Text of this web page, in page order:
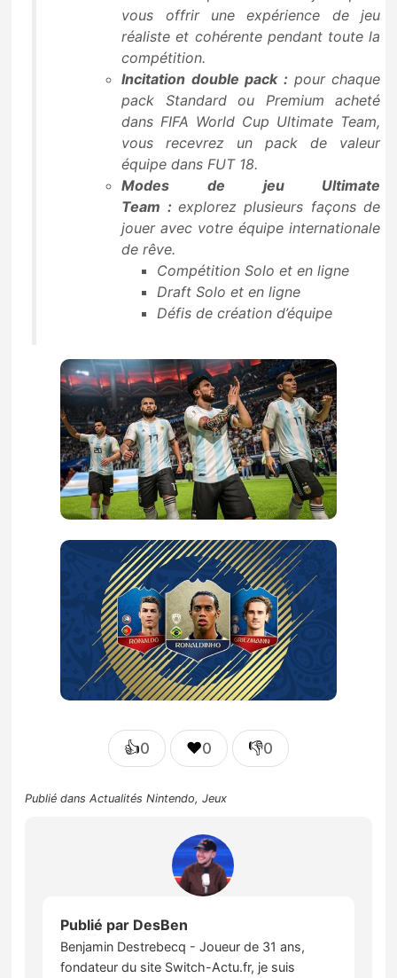
vous offrir une expérience de jeu
réaliste et cohérente pendant toute la
compétition.
Incitation double pack : pour chaque
pack Standard ou Premium acheté
dans FIFA World Cup Ultimate Team,
vous recevrez un pack de valeur
équipe dans FUT 18.
Modes de jeu Ultimate
Team :explorez plusieurs façons de
jouer avec votre équipe internationale
de rêve.
Compétition Solo et en ligne
Draft Solo et en ligne
Défis de création d’équipe
👍0 ❤️0 👎0
Publié dansActualités Nintendo,Jeux
Publié par DesBen
Benjamin Destrebecq - Joueur de 31 ans,
fondateur du site Switch-Actu.fr, je suis